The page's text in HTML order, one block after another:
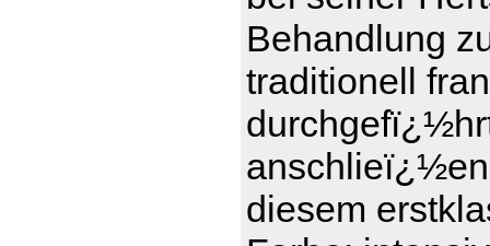
Behandlung
traditionell
diesem